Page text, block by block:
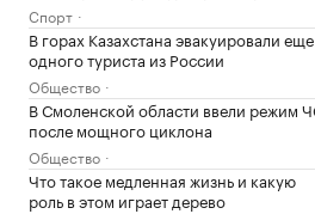
Спорт
В горах Казахстана эвакуировали еще
одного туриста из России
Общество
В Смоленской области ввели режим
после мощного циклона
Общество
Что такое медленная жизнь и какую
роль в этом играет дерево